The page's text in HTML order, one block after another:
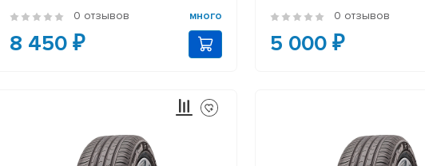
0 отзывов много
8 450 ₽
0 отзывов
5 000 ₽